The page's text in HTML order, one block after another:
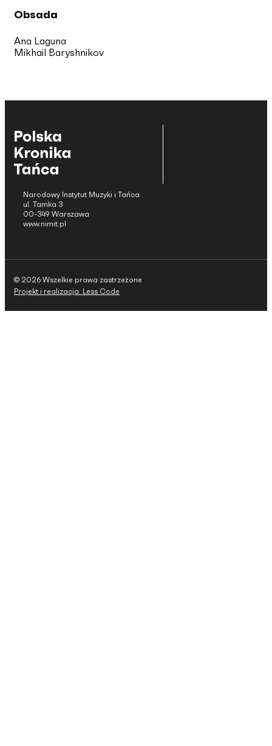
Obsada
Ana Laguna
Mikhail Baryshnikov
Narodowy Instytut Muzyki i Tańca
ul. Tamka 3
00-349 Warszawa
www.nimit.pl
© 2026 Wszelkie prawa zastrzeżone
Projekt i realizacja: Less Code